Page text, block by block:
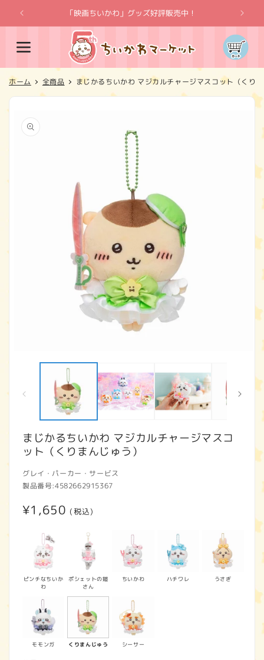
ンツに
進む
「映画ちいかわ」グッズ好評販売中！
カ
ー
ト
ホーム 全商品 まじかるちいかわ マジカルチャージマスコット（くり
報にス
キップ
まじかるちいかわ マジカルチャージマスコ
ット（くりまんじゅう）
グレイ・パーカー・サービス
製品番号:4582662915367
通
格
¥1,650 (税込)
ピンチなちいか
わ
ポシェットの鎧
さん
ちいかわ ハチワレ うさぎ
モモンガ くりまんじゅう シーサー